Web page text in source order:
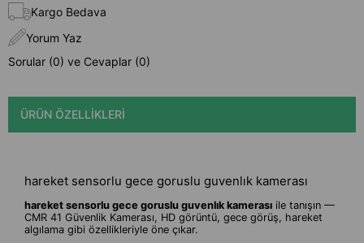
Kargo Bedava
Yorum Yaz
Sorular (0) ve Cevaplar (0)
ÜRÜN ÖZELLIKLERI
hareket sensorlu gece goruslu guvenlık kamerası
hareket sensorlu gece goruslu guvenlık kamerası ile tanışın —
CMR 41 Güvenlik Kamerası, HD görüntü, gece görüş, hareket
algılama gibi özellikleriyle öne çıkar.